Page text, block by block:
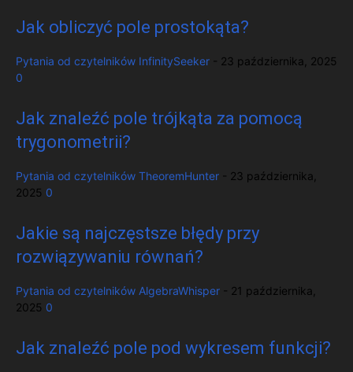
Jak obliczyć pole prostokąta?
Pytania od czytelników InfinitySeeker
23 października, 2025
0
Jak znaleźć pole trójkąta za pomocą
trygonometrii?
Pytania od czytelników TheoremHunter
23 października,
2025 0
Jakie są najczęstsze błędy przy
rozwiązywaniu równań?
Pytania od czytelników AlgebraWhisper
21 października,
2025 0
Jak znaleźć pole pod wykresem funkcji?